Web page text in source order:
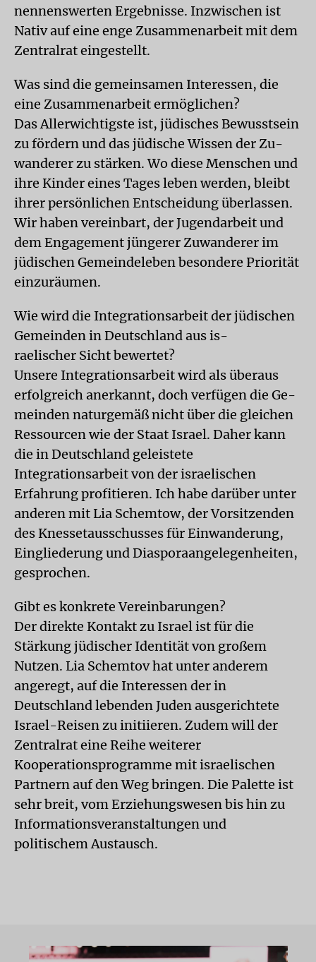
nennenswerten Ergebnisse. Inzwischen ist
Nativ auf eine enge Zusammenarbeit mit dem
Zentralrat eingestellt.
Was sind die gemeinsamen Interessen, die
eine Zusammenarbeit ermöglichen?
Das Allerwichtigste ist, jüdisches Bewusstsein
zu fördern und das jüdische Wissen der Zu-
wanderer zu stärken. Wo diese Menschen und
ihre Kinder eines Tages leben werden, bleibt
ihrer persönlichen Entscheidung überlassen.
Wir haben vereinbart, der Jugendarbeit und
dem Engagement jüngerer Zuwanderer im
jüdischen Gemeindeleben besondere Priorität
einzuräumen.
Wie wird die Integrationsarbeit der jüdischen
Gemeinden in Deutschland aus is-
raelischer Sicht bewertet?
Unsere Integrationsarbeit wird als überaus
erfolgreich anerkannt, doch verfügen die Ge-
meinden naturgemäß nicht über die gleichen
Ressourcen wie der Staat Israel. Daher kann
die in Deutschland geleistete
Integrationsarbeit von der israelischen
Erfahrung profitieren. Ich habe darüber unter
anderen mit Lia Schemtow, der Vorsitzenden
des Knessetausschusses für Einwanderung,
Eingliederung und Diasporaangelegenheiten,
gesprochen.
Gibt es konkrete Vereinbarungen?
Der direkte Kontakt zu Israel ist für die
Stärkung jüdischer Identität von großem
Nutzen. Lia Schemtov hat unter anderem
angeregt, auf die Interessen der in
Deutschland lebenden Juden ausgerichtete
Israel-Reisen zu initiieren. Zudem will der
Zentralrat eine Reihe weiterer
Kooperationsprogramme mit israelischen
Partnern auf den Weg bringen. Die Palette ist
sehr breit, vom Erziehungswesen bis hin zu
Informationsveranstaltungen und
politischem Austausch.